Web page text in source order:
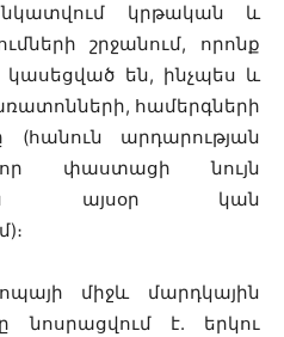
կրթական և
շրջանում, որոնք
կասեցված են, ինչպես և
համերգների
(հանուն արդարության
փաստացի նույն
այսօր կան
միջև մարդկային
նոսրացվում է. երկու